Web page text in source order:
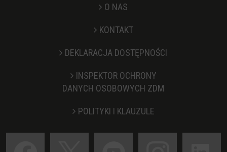
O NAS
KONTAKT
DEKLARACJA DOSTĘPNOŚCI
INSPEKTOR OCHRONY
DANYCH OSOBOWYCH ZDM
POLITYKI I KLAUZULE